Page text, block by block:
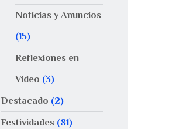
Noticias y Anuncios
(15)
Reflexiones en
Video (3)
Destacado (2)
Festividades (81)